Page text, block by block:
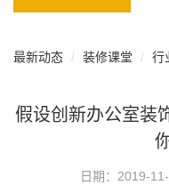
最新动态 装修课堂 行
假设创新办公室装
日期：2019-